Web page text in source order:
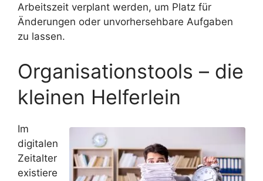
Arbeitszeit verplant werden, um Platz für
Änderungen oder unvorhersehbare Aufgaben
zu lassen.
Organisationstools – die
kleinen Helferlein
Im
digitalen
Zeitalter
existiere